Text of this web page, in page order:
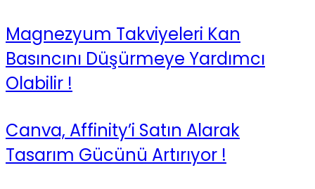
Magnezyum Takviyeleri Kan
Basıncını Düşürmeye Yardımcı
Olabilir !
Canva, Affinity’i Satın Alarak
Tasarım Gücünü Artırıyor !